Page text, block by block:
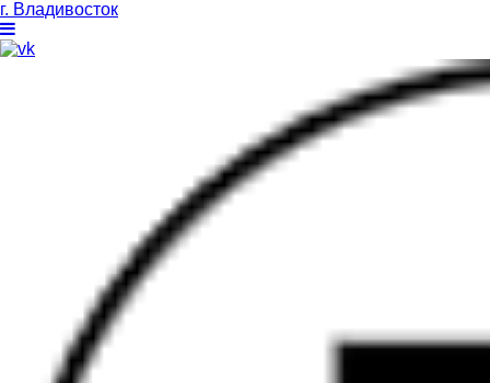
г. Владивосток